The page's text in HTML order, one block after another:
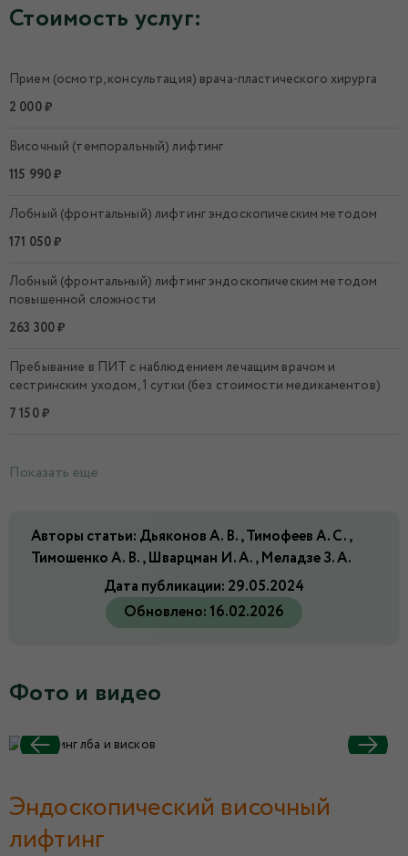
Стоимость услуг:
Прием (осмотр, консультация) врача-пластического хирурга
2 000 ₽
Височный (темпоральный) лифтинг
115 990 ₽
Лобный (фронтальный) лифтинг эндоскопическим методом
171 050 ₽
Лобный (фронтальный) лифтинг эндоскопическим методом
повышенной сложности
263 300 ₽
Пребывание в ПИТ с наблюдением лечащим врачом и
сестринским уходом, 1 сутки (без стоимости медикаментов)
7 150 ₽
Показать еще
Авторы статьи: Дьяконов А. В., Тимофеев А. С.,
Тимошенко А. В., Шварцман И. А., Меладзе З. А.
Дата публикации: 29.05.2024
Обновлено: 16.02.2026
Фото и видео
Эндоскопический височный
лифтинг